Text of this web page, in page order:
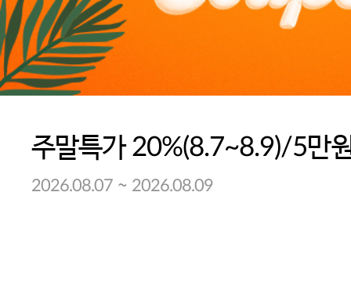
주말특가 20%(8.7~8.9)/5만
2026.08.07 ~ 2026.08.09